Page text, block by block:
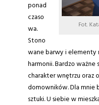
Fot.
ponad
czaso
wa.
Stono
wane barwy i elementy
harmonii. Bardzo
charakter wnętrzu oraz
domowników. Dla mnie
sztuki. U siebie w